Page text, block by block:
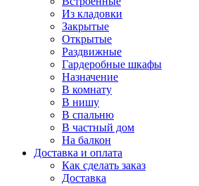
Из кладовки
Закрытые
Открытые
Раздвижные
Гардеробные шкафы
Назначение
В комнату
В нишу
В спальню
В частный дом
На балкон
Доставка и оплата
Как сделать заказ
Доставка